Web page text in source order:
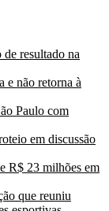
resultado na
e não retorna à
Paulo com
em discussão
R$ 23 milhões em
que reuniu